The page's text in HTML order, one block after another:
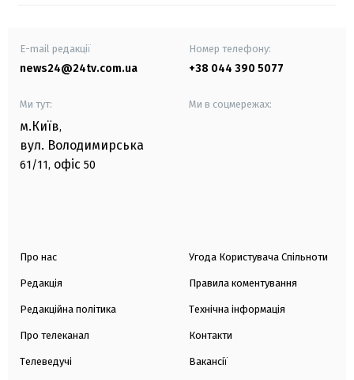
E-mail редакції
news24@24tv.com.ua
Номер телефону:
+38 044 390 5077
Ми тут:
м.Київ,
вул. Володимирська
61/11, офіс 50
Ми в соцмережах:
Про нас
Редакція
Редакційна політика
Про телеканал
Телеведучі
Угода Користувача Спільноти
Правила коментування
Технічна інформація
Контакти
Вакансії